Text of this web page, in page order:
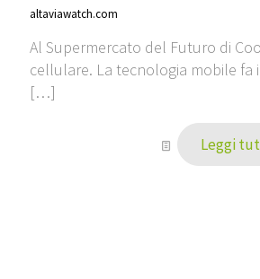
altaviawatch.com
Al Supermercato del Futuro di
cellulare. La tecnologia mobile fa
[…]
Leggi